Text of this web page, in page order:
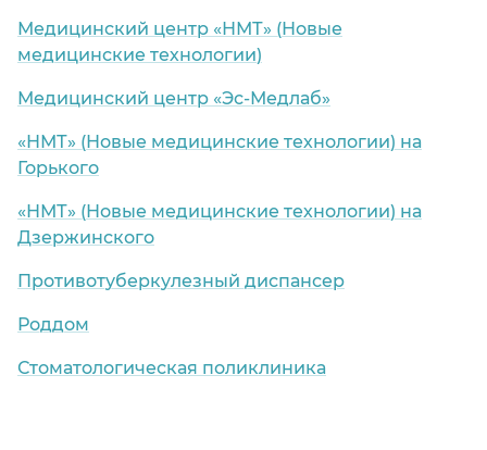
Медицинский центр «НМТ» (Новые
медицинские технологии)
Медицинский центр «Эс-Медлаб»
«НМТ» (Новые медицинские технологии) на
Горького
«НМТ» (Новые медицинские технологии) на
Дзержинского
Противотуберкулезный диспансер
Роддом
Стоматологическая поликлиника